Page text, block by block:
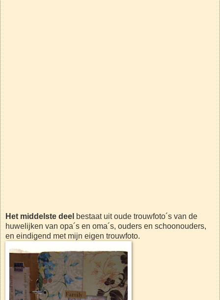
Het middelste deel bestaat uit oude trouwfoto´s van de
huwelijken van opa´s en oma´s, ouders en schoonouders,
en eindigend met mijn eigen trouwfoto.